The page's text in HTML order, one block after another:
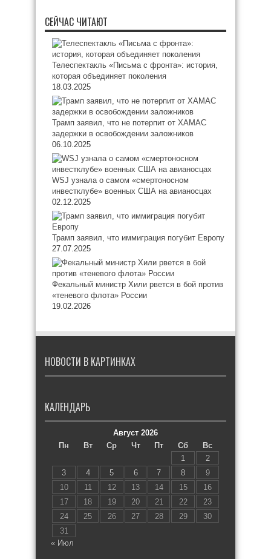
СЕЙЧАС ЧИТАЮТ
Телеспектакль «Письма с фронта»: история,
которая объединяет поколения
18.03.2025
Трамп заявил, что не потерпит от ХАМАС
задержки в освобождении заложников
06.10.2025
WSJ узнала о самом «смертоносном
инвестклубе» военных США на авианосцах
02.12.2025
Трамп заявил, что иммиграция погубит Европу
27.07.2025
Фекальный министр Хили рвется в бой против
«теневого флота» России
19.02.2026
НОВОСТИ В КАРТИНКАХ
КАЛЕНДАРЬ
Август 2026
Пн
Вт Ср Чт Пт Сб
Вс
1
2
3
4 5 6 7 8
9
10
11 12 13 14 15
16
17
18 19 20 21 22
23
24
25 26 27 28 29
30
31
« Июл